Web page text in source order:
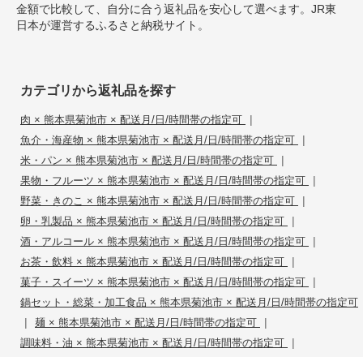
金額で比較して、自分に合う返礼品を安心して選べます。JR東
日本が運営するふるさと納税サイト。
カテゴリから返礼品を探す
肉 × 熊本県菊池市 × 配送月/日/時間帯の指定可 |
魚介・海産物 × 熊本県菊池市 × 配送月/日/時間帯の指定可 |
米・パン × 熊本県菊池市 × 配送月/日/時間帯の指定可 |
果物・フルーツ × 熊本県菊池市 × 配送月/日/時間帯の指定可 |
野菜・きのこ × 熊本県菊池市 × 配送月/日/時間帯の指定可 |
卵・乳製品 × 熊本県菊池市 × 配送月/日/時間帯の指定可 |
酒・アルコール × 熊本県菊池市 × 配送月/日/時間帯の指定可 |
お茶・飲料 × 熊本県菊池市 × 配送月/日/時間帯の指定可 |
菓子・スイーツ × 熊本県菊池市 × 配送月/日/時間帯の指定可 |
鍋セット・総菜・加工食品 × 熊本県菊池市 × 配送月/日/時間帯の指定可
| 麺 × 熊本県菊池市 × 配送月/日/時間帯の指定可 |
調味料・油 × 熊本県菊池市 × 配送月/日/時間帯の指定可 |